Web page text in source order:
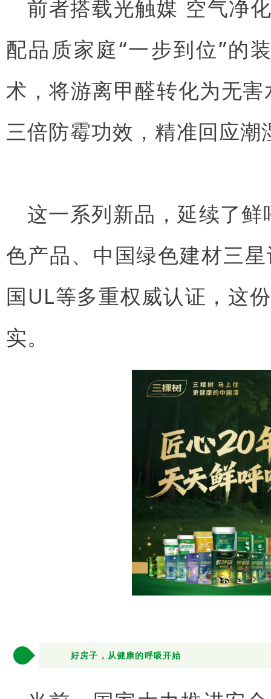
前者搭载光触媒 空气净
配品质家庭“一步到位”的
术，将游离甲醛转化为无
三倍防霉功效，精准回应
这一系列新品，延续了
色产品、中国绿色建材三
国UL等多重权威认证，这
实。
3 好房子，从健康的呼吸开始